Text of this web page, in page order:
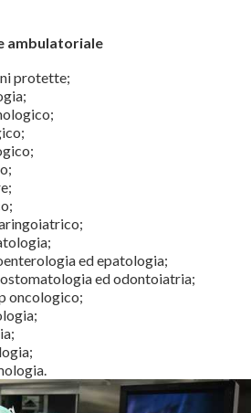
ambulatoriale
protette;
ed epatologia;
ed odontoiatria;
oncologico;